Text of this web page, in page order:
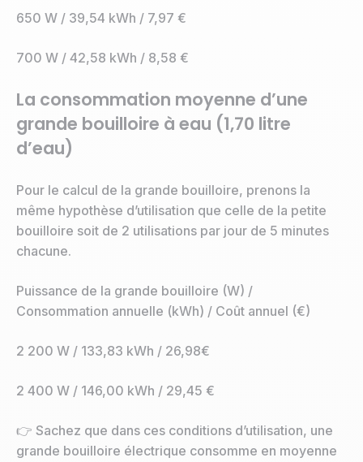
650 W / 39,54 kWh / 7,97 €
700 W / 42,58 kWh / 8,58 €
La consommation moyenne d’une
grande bouilloire à eau (1,70 litre
d’eau)
Pour le calcul de la grande bouilloire, prenons la
même hypothèse d’utilisation que celle de la petite
bouilloire soit de 2 utilisations par jour de 5 minutes
chacune.
Puissance de la grande bouilloire (W) /
Consommation annuelle (kWh) / Coût annuel (€)
2 200 W / 133,83 kWh / 26,98€
2 400 W / 146,00 kWh / 29,45 €
👉 Sachez que dans ces conditions d’utilisation, une
grande bouilloire électrique consomme en moyenne